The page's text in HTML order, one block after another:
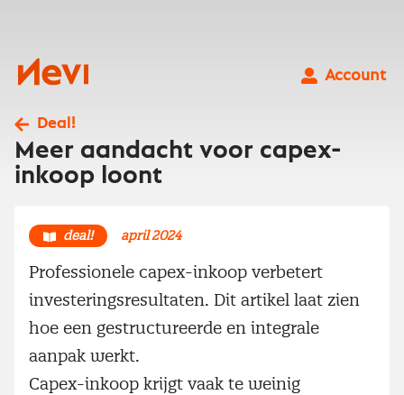
Nevi
Account
Deal!
Meer aandacht voor capex-
inkoop loont
deal! april 2024
Professionele capex-inkoop verbetert
investeringsresultaten. Dit artikel laat zien
hoe een gestructureerde en integrale
aanpak werkt.
Capex-inkoop krijgt vaak te weinig